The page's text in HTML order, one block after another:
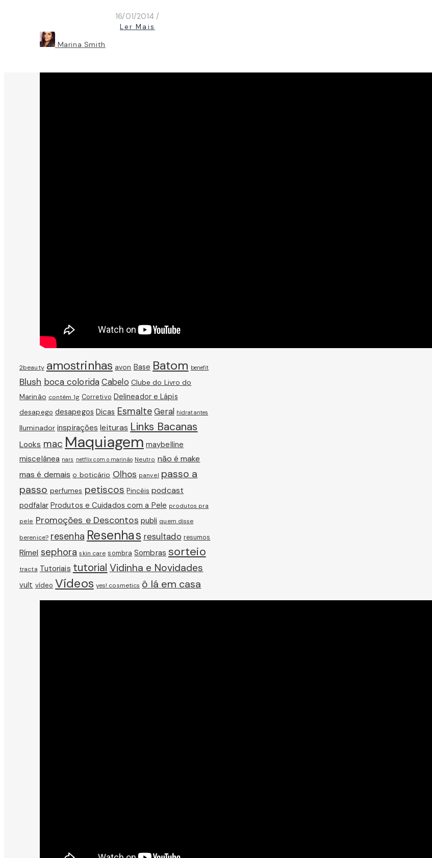
16/01/2014 /
Ler Mais
Marina Smith
2beauty amostrinhas avon Base Batom benefit
Blush boca coloridaCabelo Clube do Livro do
Marinão contém 1g Corretivo Delineador e Lápis
desapego desapegos Dicas Esmalte Geral hidratantes
Iluminador inspirações leituras Links Bacanas
Looks mac Maquiagem maybelline
miscelânea nars netflix com o marinão Neutro não é make
mas é demais o boticário Olhos panvel passo a
passo perfumes petiscos Pincéis podcast
podfalar Produtos e Cuidados com a Pele produtos pra
pele Promoções e Descontos publi quem disse
berenice? resenha Resenhas resultado resumos
Rímel sephora skin care sombra Sombras sorteio
tracta Tutoriais tutorial Vidinha e Novidades
vult vídeo Vídeos yes! cosmetics ô lá em casa